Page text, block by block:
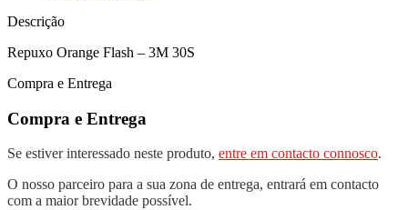
Descrição
Repuxo Orange Flash – 3M 30S
Compra e Entrega
Compra e Entrega
Se estiver interessado neste produto, entre em contacto connosco.
O nosso parceiro para a sua zona de entrega, entrará em contacto
com a maior brevidade possível.